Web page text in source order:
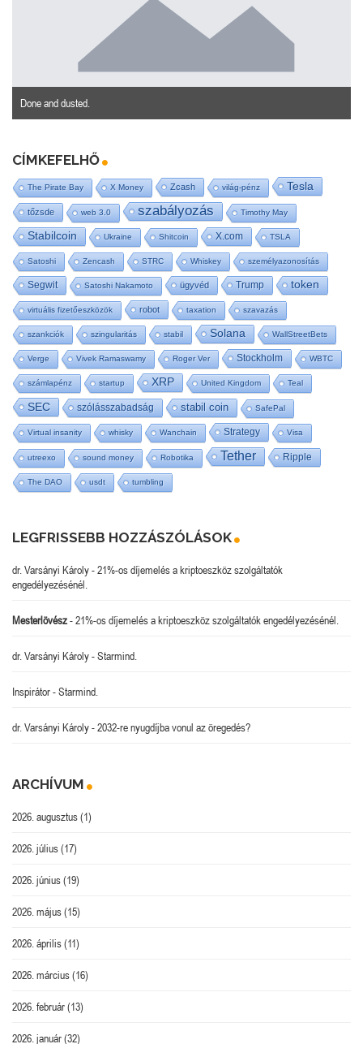
Done and dusted.
CÍMKEFELHŐ
The Pirate Bay X Money Zcash világ-pénz Tesla
tőzsde web 3.0 szabályozás Timothy May
Stabilcoin Ukraine Shitcoin X.com TSLA
Satoshi Zencash STRC Whiskey személyazonosítás
Segwit Satoshi Nakamoto ügyvéd Trump token
virtuális fizetőeszközök robot taxation szavazás
szankciók szingularitás stabil Solana WallStreetBets
Verge Vivek Ramaswamy Roger Ver Stockholm WBTC
számlapénz startup XRP United Kingdom Teal
SEC szólásszabadság stabil coin SafePal
Virtual insanity whisky Wanchain Strategy Visa
utreexo sound money Robotika Tether Ripple
The DAO usdt tumbling
LEGFRISSEBB HOZZÁSZÓLÁSOK
dr. Varsányi Károly-21%-os díjemelés a kriptoeszköz szolgáltatók
engedélyezésénél.
Mesterlövész-21%-os díjemelés a kriptoeszköz szolgáltatók engedélyezésénél.
dr. Varsányi Károly-Starmind.
Inspirátor-Starmind.
dr. Varsányi Károly-2032-re nyugdíjba vonul az öregedés?
ARCHÍVUM
2026. augusztus(1)
2026. július(17)
2026. június(19)
2026. május(15)
2026. április(11)
2026. március(16)
2026. február(13)
2026. január(32)